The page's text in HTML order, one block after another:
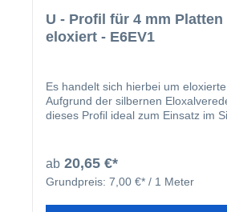
U - Profil für 4 mm
eloxiert - E6EV1
Es handelt sich hierbei um
Aufgrund der silbernen
dieses Profil ideal zum Einsatz im
ab 20,65 €*
Grundpreis: 7,00 €* / 1 Meter